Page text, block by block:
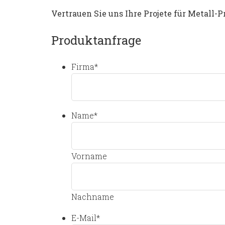
Vertrauen Sie uns Ihre Projete für Metall-
Produktanfrage
Firma*
Name*
Vorname
Nachname
E-Mail*